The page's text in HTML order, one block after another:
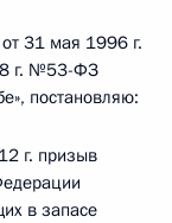
31 мая 1996 г.
г. №53-ФЗ
постановляю:
г. призыв
в запасе